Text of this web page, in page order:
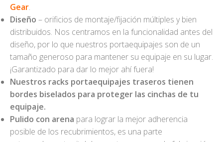
Gear.
Diseño – orificios de montaje/fijación múltiples y bien
distribuidos. Nos centramos en la funcionalidad antes del
diseño, por lo que nuestros portaequipajes son de un
tamaño generoso para mantener su equipaje en su lugar.
¡Garantizado para dar lo mejor ahí fuera!
Nuestros racks portaequipajes traseros tienen
bordes biselados para proteger las cinchas de tu
equipaje.
Pulido con arena para lograr la mejor adherencia
posible de los recubrimientos, es una parte